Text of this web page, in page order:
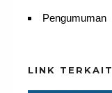
Pengumuman
LINK TERKAIT